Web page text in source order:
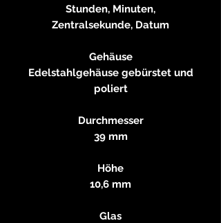
Stunden, Minuten,
Zentralsekunde, Datum
Gehäuse
Edelstahlgehäuse gebürstet und
poliert
Durchmesser
39 mm
Höhe
10,6 mm
Glas